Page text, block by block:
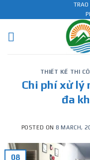
to
content
THIẾT KẾ THI
Chi phí xử lý
đa
POSTED ON 8 MARCH,
08